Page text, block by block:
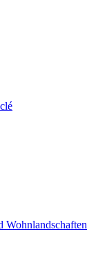
Wohnlandschaften